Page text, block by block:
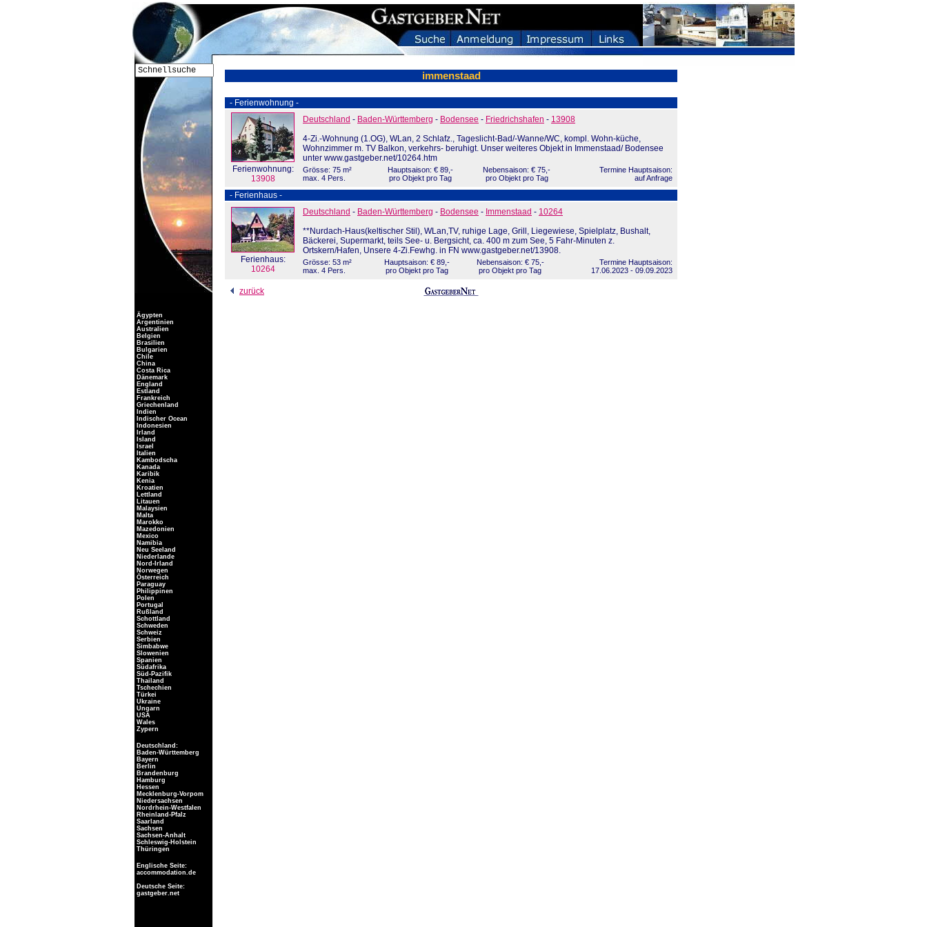
immenstaad
- Ferienwohnung -
Ferienwohnung:
13908
Deutschland - Baden-Württemberg - Bodensee - Friedrichshafen - 13908
4-Zi.-Wohnung (1.OG), WLan, 2 Schlafz., Tageslicht-Bad/-Wanne/WC, kompl. Wohn-küche,
Wohnzimmer m. TV Balkon, verkehrs- beruhigt. Unser weiteres Objekt in Immenstaad/ Bodensee
unter www.gastgeber.net/10264.htm
Grösse: 75 m²
max. 4 Pers.
Hauptsaison: € 89,-
pro Objekt pro Tag
Nebensaison: € 75,-
pro Objekt pro Tag
Termine Hauptsaison:
auf Anfrage
- Ferienhaus -
Ferienhaus:
10264
Deutschland - Baden-Württemberg - Bodensee - Immenstaad - 10264
**Nurdach-Haus(keltischer Stil), WLan,TV, ruhige Lage, Grill, Liegewiese, Spielplatz, Bushalt,
Bäckerei, Supermarkt, teils See- u. Bergsicht, ca. 400 m zum See, 5 Fahr-Minuten z.
Ortskern/Hafen, Unsere 4-Zi.Fewhg. in FN www.gastgeber.net/13908.
Grösse: 53 m²
max. 4 Pers.
Hauptsaison: € 89,-
pro Objekt pro Tag
Nebensaison: € 75,-
pro Objekt pro Tag
Termine Hauptsaison:
17.06.2023 - 09.09.2023
zurück
Ägypten
Argentinien
Australien
Belgien
Brasilien
Bulgarien
Chile
China
Costa Rica
Dänemark
England
Estland
Frankreich
Griechenland
Indien
Indischer Ocean
Indonesien
Irland
Island
Israel
Italien
Kambodscha
Kanada
Karibik
Kenia
Kroatien
Lettland
Litauen
Malaysien
Malta
Marokko
Mazedonien
Mexico
Namibia
Neu Seeland
Niederlande
Nord-Irland
Norwegen
Österreich
Paraguay
Philippinen
Polen
Portugal
Rußland
Schottland
Schweden
Schweiz
Serbien
Simbabwe
Slowenien
Spanien
Südafrika
Süd-Pazifik
Thailand
Tschechien
Türkei
Ukraine
Ungarn
USA
Wales
Zypern
Deutschland:
Baden-Württemberg
Bayern
Berlin
Brandenburg
Hamburg
Hessen
Mecklenburg-Vorpom
Niedersachsen
Nordrhein-Westfalen
Rheinland-Pfalz
Saarland
Sachsen
Sachsen-Anhalt
Schleswig-Holstein
Thüringen
Englische Seite:
accommodation.de
Deutsche Seite:
gastgeber.net